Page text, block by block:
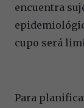
encuentra
cupo será
Para